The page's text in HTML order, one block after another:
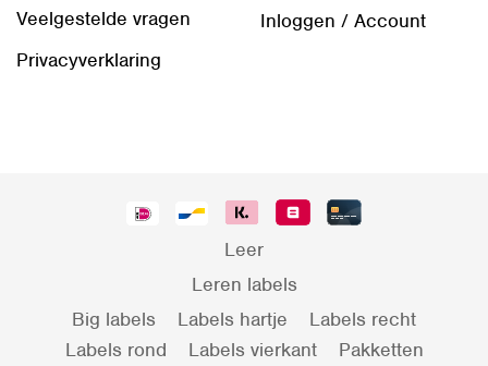
Veelgestelde vragen
Privacyverklaring
Inloggen / Account
Leer
Leren labels
Big labels
Labels hartje
Labels recht
Labels rond
Labels vierkant
Pakketten